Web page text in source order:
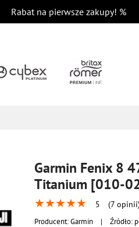
Rabat na pierwsze zakupy! %
Garmin Fenix 8
Titanium [010-
★★★★★ 5 (7 opinii)
Producent:Garmin | Źródło: